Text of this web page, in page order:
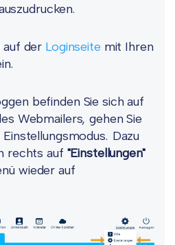
auf der Loginseite mit Ihren
befinden Sie sich auf
Webmailers, gehen Sie
Dazu
rechts auf "Einstellungen"
wieder auf